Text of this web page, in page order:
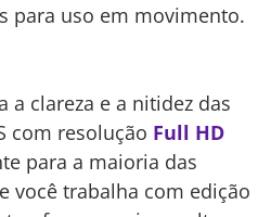
para uso em movimento.
a clareza e a nitidez das
com resolução Full HD
para a maioria das
você trabalha com edição